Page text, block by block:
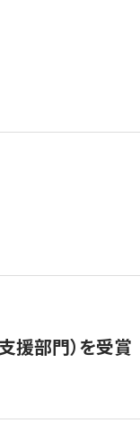
援部門）を受賞